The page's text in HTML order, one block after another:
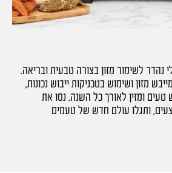
נהדר לשימור מזון בצורה טבעית ובריאה.
מזון ושימוש בטכניקות ייבוש נכונות,
טעים ומזין לאורך כל השנה. נסו את
ותגלו עולם חדש של טעמים